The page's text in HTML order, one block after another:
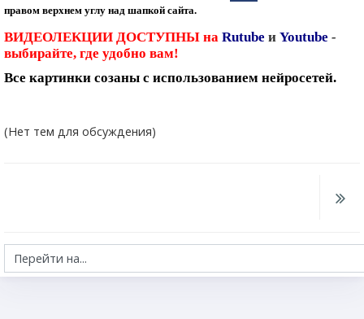
правом верхнем углу над шапкой сайта.
ВИДЕОЛЕКЦИИ ДОСТУПНЫ на Rutube и Youtube -
выбирайте, где удобно вам!
Все картинки созаны с использованием нейросетей.
(Нет тем для обсуждения)
Перейти на...